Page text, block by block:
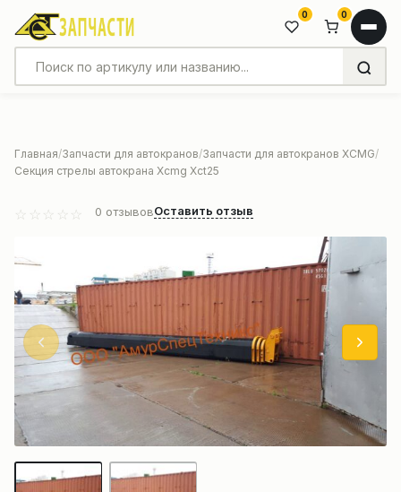
0 0
Главная Запчасти для автокранов Запчасти для автокранов XCMG
Секция стрелы автокрана Xcmg Xct25
0 отзывовОставить отзыв